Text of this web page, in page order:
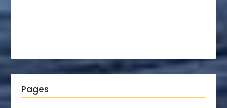
Pages